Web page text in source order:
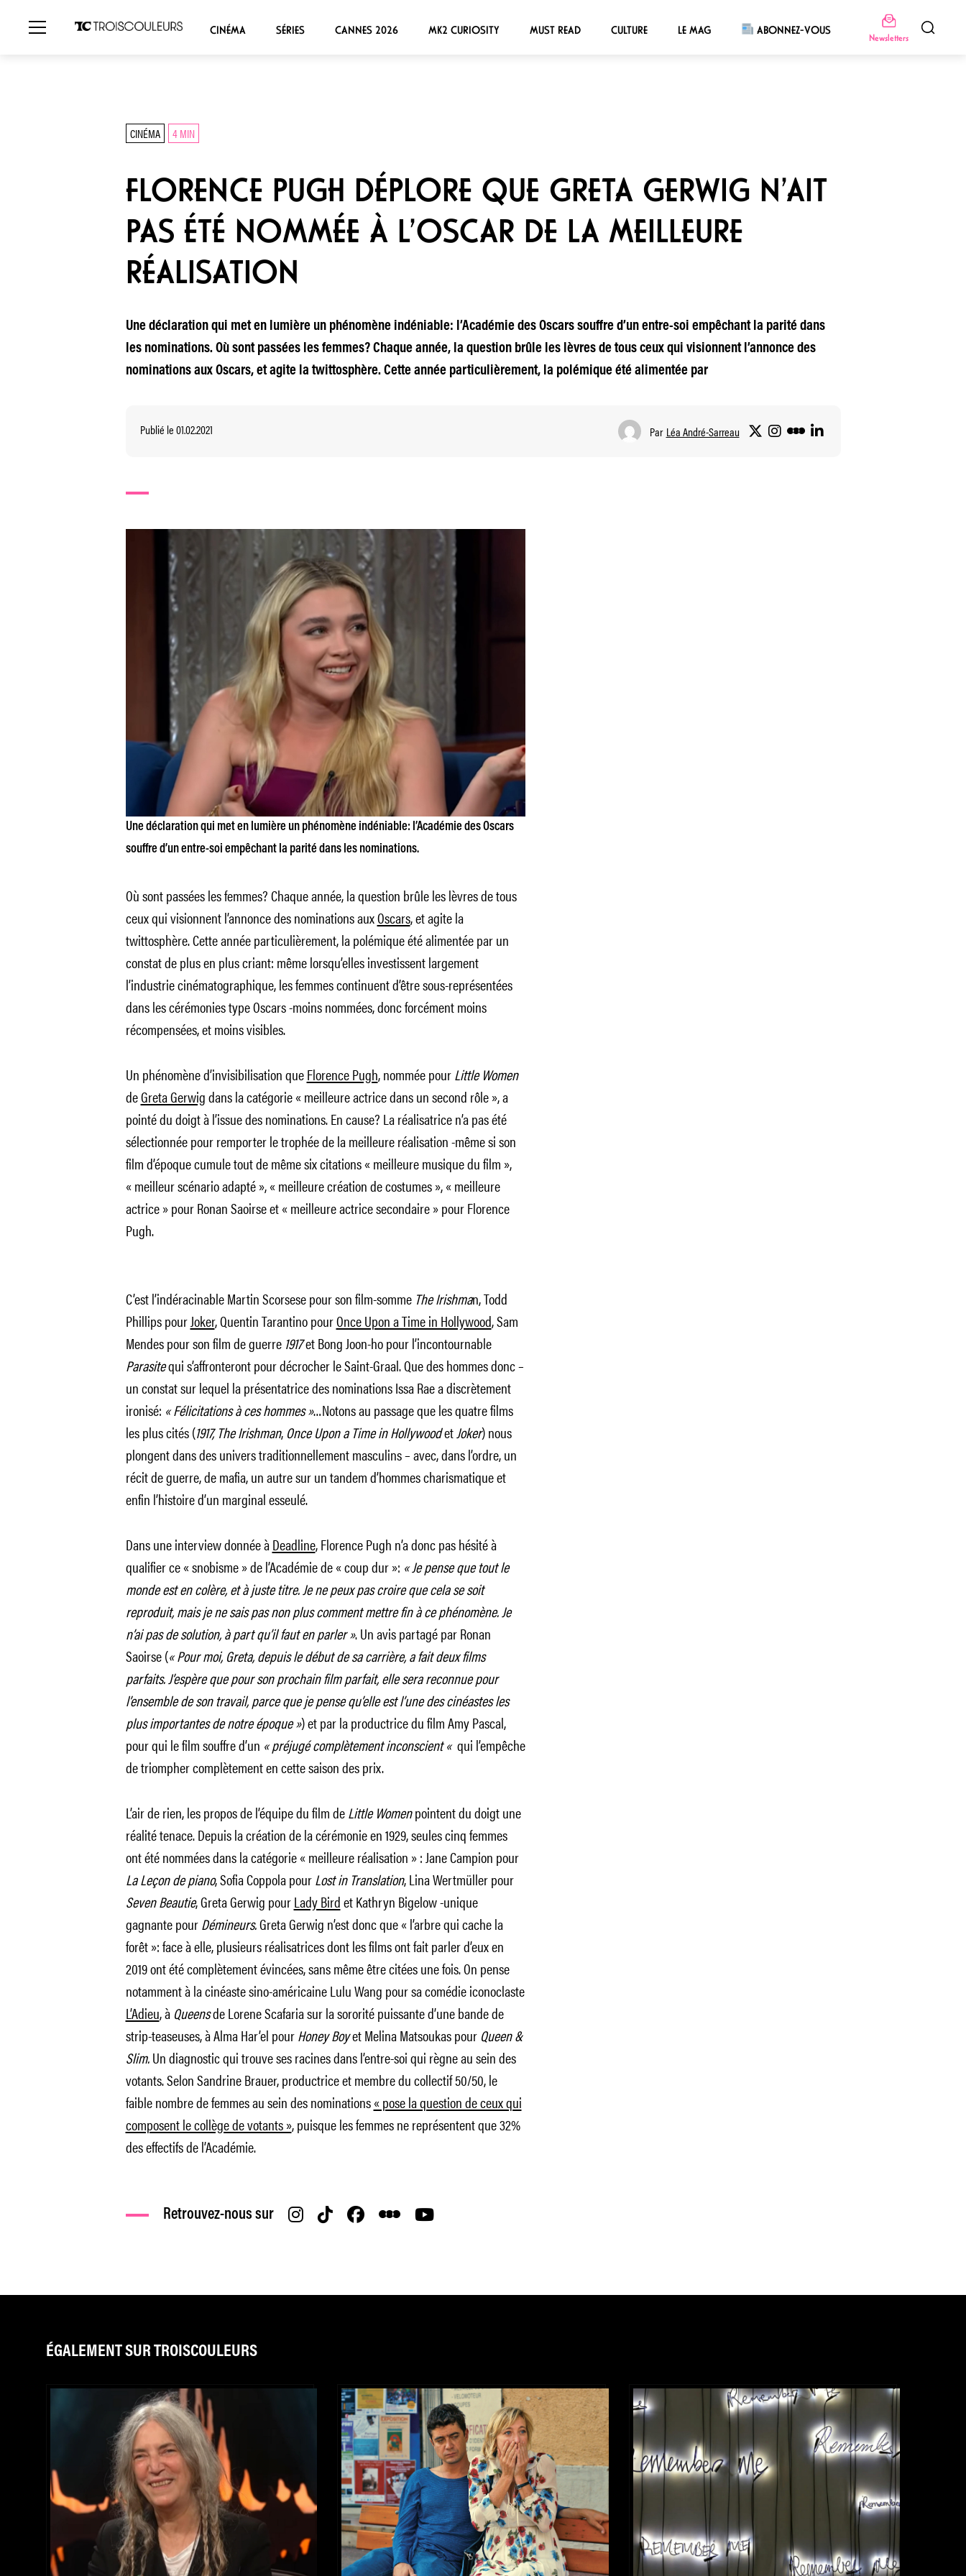
CINÉMA SÉRIES CANNES 2026 MK2 CURIOSITY MUST READ CULTURE LE MAG ABONNEZ-VOUS
Newsletters
CINÉMA 4 MIN
FLORENCE PUGH DÉPLORE QUE GRETA GERWIG N’AIT
PAS ÉTÉ NOMMÉE À L’OSCAR DE LA MEILLEURE
RÉALISATION
Une déclaration qui met en lumière un phénomène indéniable: l’Académie des Oscars souffre d’un entre-soi empêchant la parité dans
les nominations. Où sont passées les femmes? Chaque année, la question brûle les lèvres de tous ceux qui visionnent l’annonce des
nominations aux Oscars, et agite la twittosphère. Cette année particulièrement, la polémique été alimentée par
Publié le 01.02.2021 Par Léa André-Sarreau
Une déclaration qui met en lumière un phénomène indéniable: l’Académie des Oscars
souffre d’un entre-soi empêchant la parité dans les nominations.
Où sont passées les femmes? Chaque année, la question brûle les lèvres de tous
ceux qui visionnent l’annonce des nominations auxOscars, et agite la
twittosphère. Cette année particulièrement, la polémique été alimentée par un
constat de plus en plus criant: même lorsqu’elles investissent largement
l’industrie cinématographique, les femmes continuent d’être sous-représentées
dans les cérémonies type Oscars -moins nommées, donc forcément moins
récompensées, et moins visibles.
Un phénomène d’invisibilisation queFlorence Pugh, nommée pourLittle Women
deGreta Gerwigdans la catégorie « meilleure actrice dans un second rôle », a
pointé du doigt à l’issue des nominations. En cause? La réalisatrice n’a pas été
sélectionnée pour remporter le trophée de la meilleure réalisation -même si son
film d’époque cumule tout de même six citations « meilleure musique du film »,
« meilleur scénario adapté », « meilleure création de costumes », « meilleure
actrice » pour Ronan Saoirse et « meilleure actrice secondaire » pour Florence
Pugh.
C’est l’indéracinable Martin Scorsese pour son film-somme The Irishman, Todd
Phillips pourJoker, Quentin Tarantino pourOnce Upon a Time in Hollywood, Sam
Mendes pour son film de guerre1917et Bong Joon-ho pour l’incontournable
Parasitequi s’affronteront pour décrocher le Saint-Graal. Que des hommes donc –
un constat sur lequel la présentatrice des nominations Issa Rae a discrètement
ironisé: « Félicitations à ces hommes »…Notons au passage que les quatre films
les plus cités (1917, The Irishman, Once Upon a Time in HollywoodetJoker) nous
plongent dans des univers traditionnellement masculins – avec, dans l’ordre, un
récit de guerre, de mafia, un autre sur un tandem d’hommes charismatique et
enfin l’histoire d’un marginal esseulé.
Dans une interview donnée àDeadline, Florence Pugh n’a donc pas hésité à
qualifier ce « snobisme » de l’Académie de « coup dur »: « Je pense que tout le
monde est en colère, et à juste titre. Je ne peux pas croire que cela se soit
reproduit, mais je ne sais pas non plus comment mettre fin à ce phénomène. Je
n’ai pas de solution, à part qu’il faut en parler ». Un avis partagé par Ronan
Saoirse (« Pour moi, Greta, depuis le début de sa carrière, a fait deux films
parfaits. J’espère que pour son prochain film parfait, elle sera reconnue pour
l’ensemble de son travail, parce que je pense qu’elle est l’une des cinéastes les
plus importantes de notre époque ») et par la productrice du film Amy Pascal,
pour qui le film souffre d’un « préjugé complètement inconscient « qui l’empêche
de triompher complètement en cette saison des prix.
L’air de rien, les propos de l’équipe du film deLittle Womenpointent du doigt une
réalité tenace. Depuis la création de la cérémonie en 1929, seules cinq femmes
ont été nommées dans la catégorie « meilleure réalisation » : Jane Campion pour
La Leçon de piano, Sofia Coppola pourLost in Translation, Lina Wertmüller pour
Seven Beautie, Greta Gerwig pourLady Birdet Kathryn Bigelow -unique
gagnante pourDémineurs.Greta Gerwig n’est donc que « l’arbre qui cache la
forêt »: face à elle, plusieurs réalisatrices dont les films ont fait parler d’eux en
2019 ont été complètement évincées, sans même être citées une fois. On pense
notamment à la cinéaste sino-américaine Lulu Wang poursa comédie iconoclaste
L’Adieu, à Queensde Lorene Scafaria sur la sororité puissante d’une bande de
strip-teaseuses, à Alma Har’el pourHoney Boyet Melina Matsoukas pour Queen &
Slim.Un diagnostic qui trouve ses racines dans l’entre-soi qui règne au sein des
votants. Selon Sandrine Brauer, productrice et membre du collectif 50/50, le
faible nombre de femmes au sein des nominations« pose la question de ceux qui
composent le collège de votants », puisque les femmes ne représentent que 32%
des effectifs de l’Académie.
Retrouvez-nous sur
ÉGALEMENT SUR TROISCOULEURS